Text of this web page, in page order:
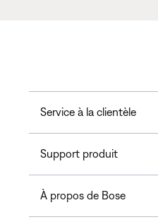
Service à la clientèle
Support produit
À propos de Bose